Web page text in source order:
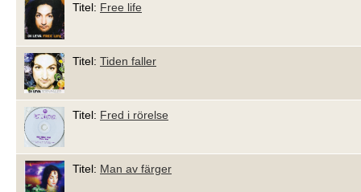
Titel: Free life
Titel: Tiden faller
Titel: Fred i rörelse
Titel: Man av färger